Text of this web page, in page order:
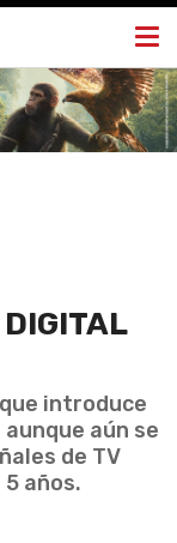
introduce
aún se
de TV
años.